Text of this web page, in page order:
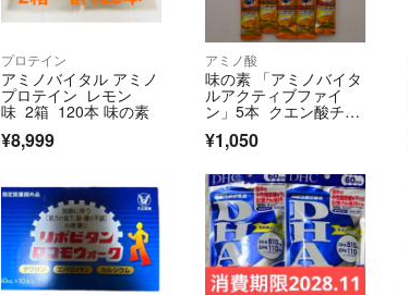
プロテイン
アミノバイタル アミノ
プロテイン レモン
味 2箱 120本 味の素
¥8,999
アミノ酸
味の素 「アミノバイタ
ルアクティブファイ
ン」5本 クエン酸チャ
ージ5本
¥1,050